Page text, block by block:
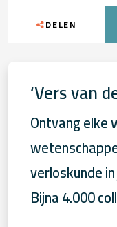
DELEN
‘Vers van
Ontvang elke
verloskunde
Bijna 4.000